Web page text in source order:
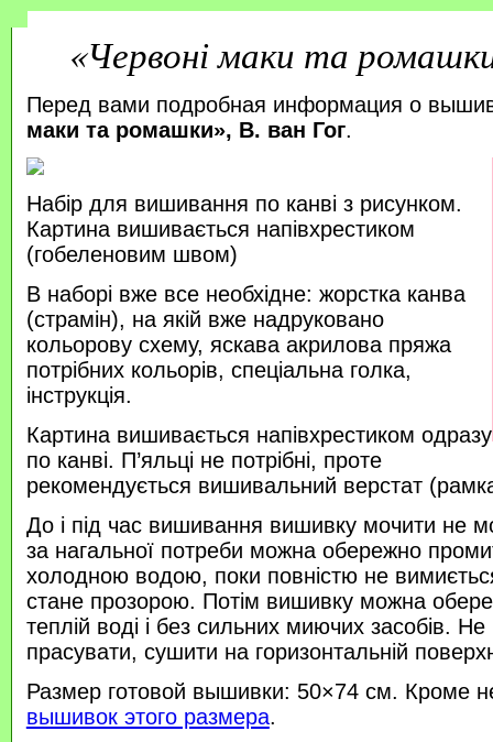
«Червоні маки та
Перед вами подробная информация о
маки та ромашки», В. ван Гог.
Набір для вишивання по канві з рисунком.
Картина вишивається напівхрестиком
(гобеленовим швом)
В наборі вже все необхідне: жорстка канва
(страмін), на якій вже надруковано
кольорову схему, яскава акрилова пряжа
потрібних кольорів, спеціальна голка,
інструкція.
Картина вишивається напівхрестиком одразу
по канві. П’яльці не потрібні, проте
рекомендується вишивальний верстат
До і під час вишивання вишивку мочити не
за нагальної потреби можна обережно
холодною водою, поки повністю не
стане прозорою. Потім вишивку можна
теплій воді і без сильних миючих засобів.
прасувати, сушити на горизонтальній
Размер готовой вышивки: 50×74 см. Кроме
вышивок этого размера.